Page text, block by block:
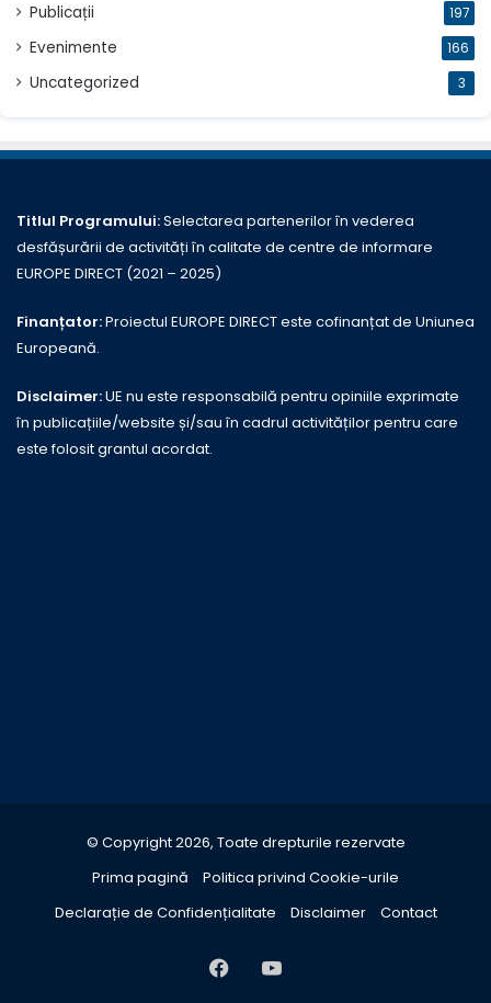
Publicații 197
Evenimente 166
Uncategorized 3
Titlul Programului:Selectarea partenerilor în vederea
desfășurării de activități în calitate de centre de informare
EUROPE DIRECT (2021 – 2025)
Finanțator:Proiectul EUROPE DIRECT este cofinanțat de Uniunea
Europeană.
Disclaimer:UE nu este responsabilă pentru opiniile exprimate
în publicațiile/website și/sau în cadrul activităților pentru care
este folosit grantul acordat.
© Copyright 2026, Toate drepturile rezervate
Prima pagină
Politica privind Cookie-urile
Declarație de Confidențialitate
Disclaimer Contact
FacebookYouTube